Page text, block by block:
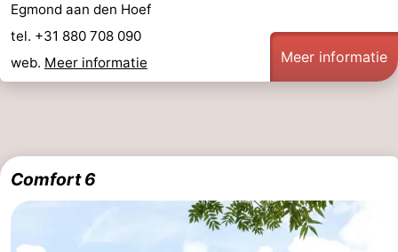
Egmond aan den Hoef
tel. +31 880 708 090
web. Meer informatie Meer informatie
Comfort 6